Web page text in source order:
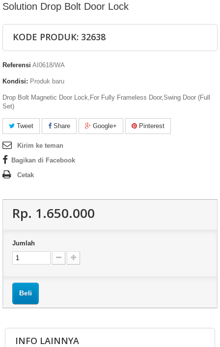
Solution Drop Bolt Door Lock
KODE PRODUK: 32638
Referensi AI0618/WA
Kondisi: Produk baru
Drop Bolt Magnetic Door Lock,For Fully Frameless Door,Swing Door (Full
Set)
Tweet Share Google+ Pinterest
Kirim ke teman
Bagikan di Facebook
Cetak
Rp‎. 1.650.000
Jumlah
Beli
INFO LAINNYA